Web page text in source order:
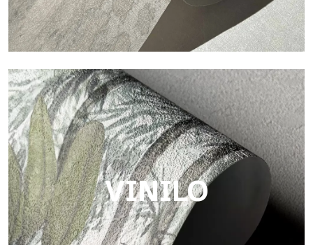
Touch
Acabado con trama fibrosa e irregular, con una textura suave
que aporta calidez y autenticidad a la superficie.
VINILO